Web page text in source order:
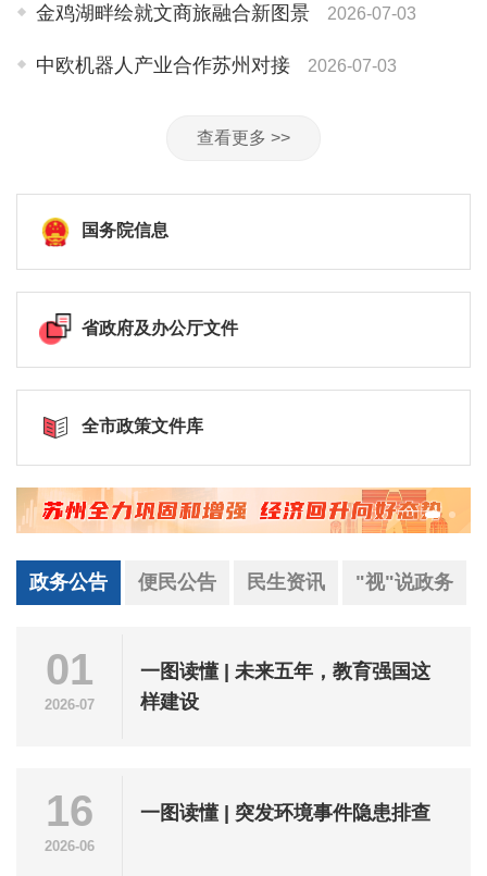
金鸡湖畔绘就文商旅融合新图景 2026-07-03
中欧机器人产业合作苏州对接 2026-07-03
查看更多 >>
国务院信息
省政府及办公厅文件
全市政策文件库
政务公告 便民公告 民生资讯 "视"说政务
01
2026-07
一图读懂 | 未来五年，教育强国这
样建设
16
2026-06
一图读懂 | 突发环境事件隐患排查